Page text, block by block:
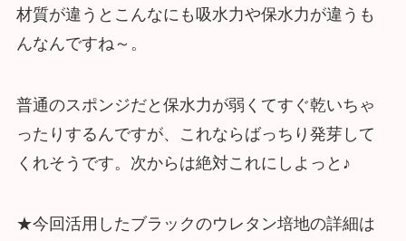
材質が違うとこんなにも吸水力や保水力が違うも
んなんですね～。
普通のスポンジだと保水力が弱くてすぐ乾いちゃ
ったりするんですが、これならばっちり発芽して
くれそうです。次からは絶対これにしよっと♪
★今回活用したブラックのウレタン培地の詳細は